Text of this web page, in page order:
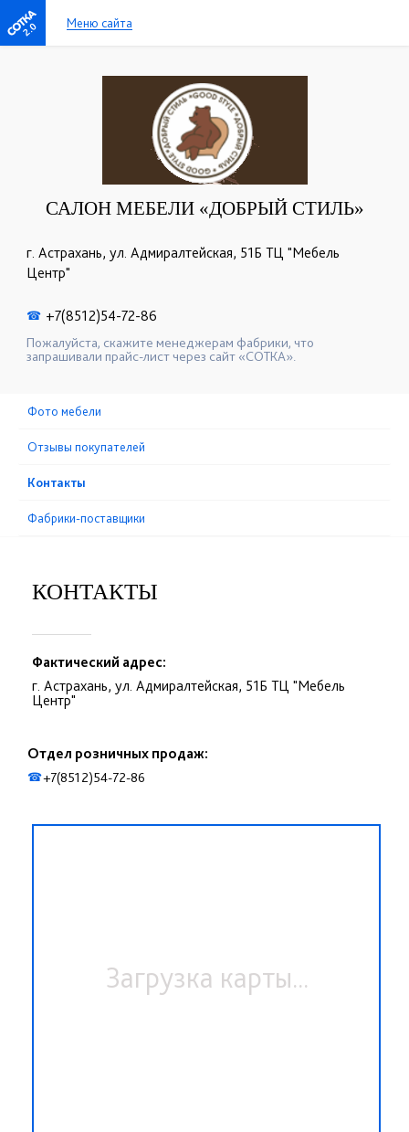
2.0 Меню сайта
САЛОН МЕБЕЛИ «ДОБРЫЙ СТИЛЬ»
г. Астрахань, ул. Адмиралтейская, 51Б ТЦ "Мебель
Центр"
☎ +7(8512)54-72-86
Пожалуйста, скажите менеджерам фабрики, что
запрашивали прайс-лист через сайт «СОТКА».
Фото мебели
Отзывы покупателей
Контакты
Фабрики-поставщики
КОНТАКТЫ
Фактический адрес:
г. Астрахань, ул. Адмиралтейская, 51Б ТЦ "Мебель
Центр"
Отдел розничных продаж:
☎+7(8512)54-72-86
Загрузка карты...